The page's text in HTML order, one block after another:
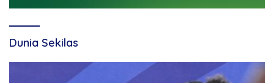
Dunia Sekilas